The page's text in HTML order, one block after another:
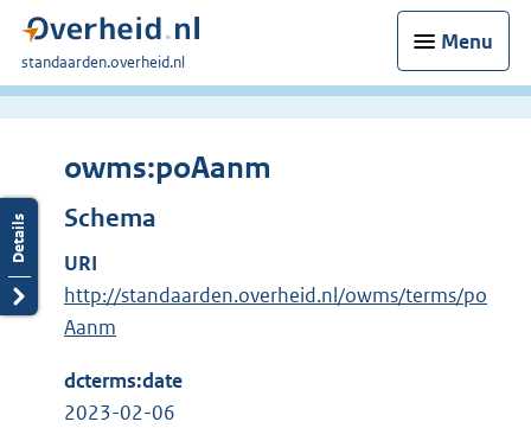
Menu
U
bent
standaarden.overheid.nl
owms:poAanm
Schema
URI
http://standaarden.overheid.nl/owms/terms/po
Aanm
dcterms:date
2023-02-06